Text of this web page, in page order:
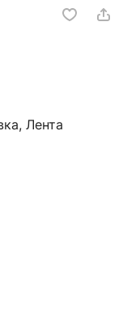
Лента